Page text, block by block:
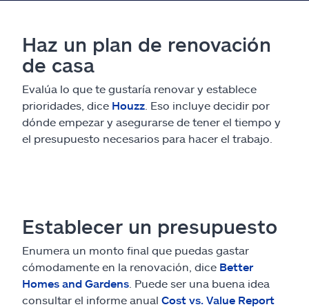
Haz un plan de renovación
de casa
Evalúa lo que te gustaría renovar y establece
prioridades, dice Houzz . Eso incluye decidir por
dónde empezar y asegurarse de tener el tiempo y
el presupuesto necesarios para hacer el trabajo.
Establecer un presupuesto
Enumera un monto final que puedas gastar
cómodamente en la renovación, dice Better
Homes and Gardens . Puede ser una buena idea
consultar el informe anual Cost vs. Value Report